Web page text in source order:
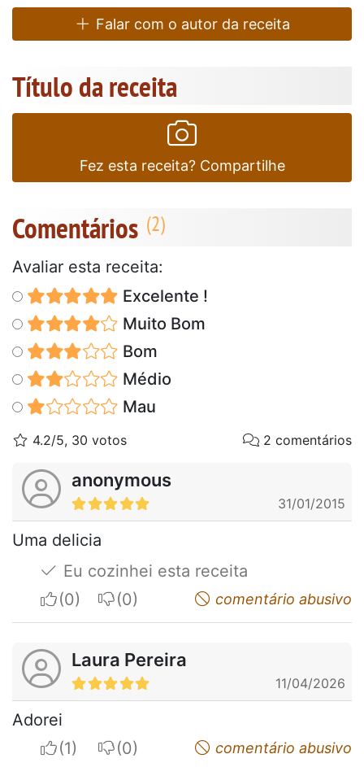
Falar com o autor da receita
Título da receita
Fez esta receita? Compartilhe
Comentários
Avaliar esta receita:
Excelente !
Muito Bom
Bom
Médio
Mau
4.2/5, 30 votos 2 comentários
anonymous
31/01/2015
Uma delicia
Eu cozinhei esta receita
I apreciateI do not appreciatecomentário abusivo
Laura Pereira
11/04/2026
Adorei
I apreciateI do not appreciatecomentário abusivo